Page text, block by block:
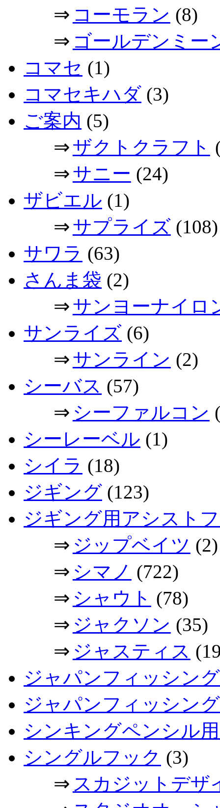
⇒ コーモラン (8)
⇒ ゴールデンミー
コマセ (1)
コマセキハダ (3)
ご案内 (5)
⇒ザクトクラフト
⇒サニー (24)
ザビエル (1)
⇒サプライズ(108)
サワラ (63)
さんま袋 (2)
⇒サンヨーナイロ
サンライズ (6)
⇒サンライン (2)
シーバス (57)
⇒ シーファルコン
シーレーベル (1)
シイラ (18)
ジギング (123)
ジギング用アシスト
⇒ ジップベイツ (2)
⇒ シマノ (722)
⇒ シャウト (78)
⇒ ジャクソン (35)
⇒ ジャスティス
ジャパンフィッシン
ジャパンフィッシン
シンキングペンシル
シングルフック (3)
⇒ スカジットデザ